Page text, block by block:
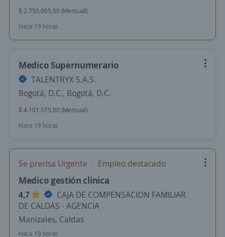
$ 2.750.905,00 (Mensual)
Hace 19 horas
Medico Supernumerario
TALENTRYX S.A.S.
Bogotá, D.C., Bogotá, D.C.
$ 4.101.575,00 (Mensual)
Hace 19 horas
Se precisa Urgente Empleo destacado
Medico gestión clinica
4,7
CAJA DE COMPENSACION FAMILIAR
DE CALDAS - AGENCIA
Manizales, Caldas
Hace 19 horas